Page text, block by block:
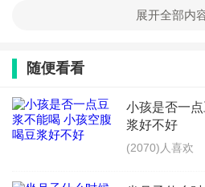
周还感受不到胎动，一定要到
2、胎动异常
如果孕妈妈高热、孕妈妈睡姿
少，胎宝宝会缺氧而发生胎动减
展开全部内
随便看看
小孩是否一
浆好不好
(2070)人喜欢